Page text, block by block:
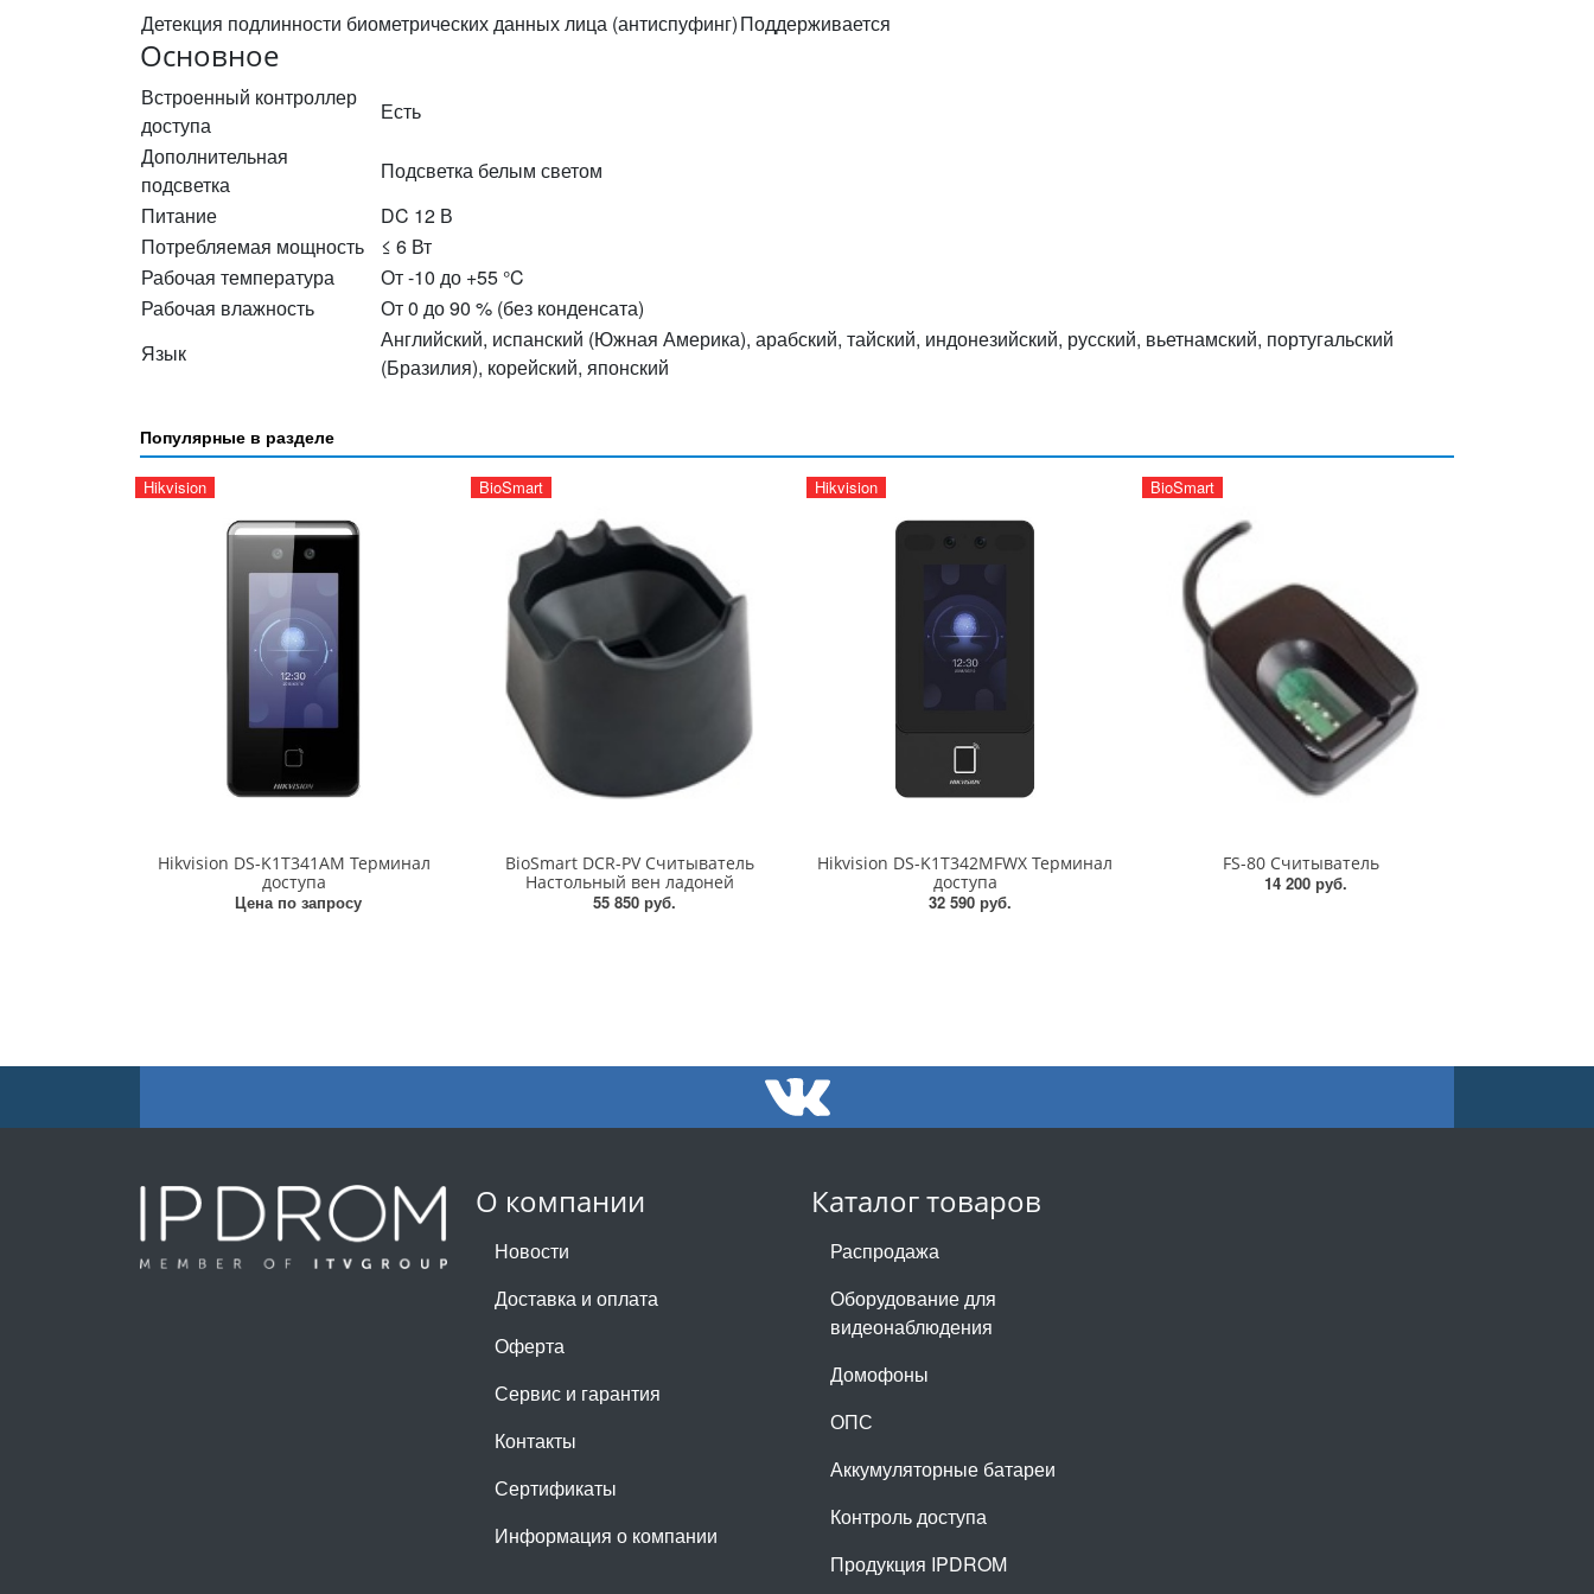
Детекция подлинности биометрических данных лица (антиспуфинг)Поддерживается
Основное
Встроенный контроллер
доступа
Есть
Дополнительная
подсветка
Подсветка белым светом
Питание
DC 12 В
Потребляемая мощность
≤ 6 Вт
Рабочая температура
От -10 до +55 °C
Рабочая влажность
От 0 до 90 % (без конденсата)
Язык
Английский, испанский (Южная Америка), арабский, тайский, индонезийский, русский, вьетнамский, португальский
(Бразилия), корейский, японский
Популярные в разделе
Hikvision
Hikvision DS-K1T341AM Терминал
доступа
Цена по запросу
BioSmart
BioSmart DCR-PV Считыватель
Настольный вен ладоней
55 850 руб.
Hikvision
Hikvision DS-K1T342MFWX Терминал
доступа
32 590 руб.
BioSmart
FS-80 Считыватель
14 200 руб.
О компании
Новости
Доставка и оплата
Оферта
Сервис и гарантия
Контакты
Сертификаты
Информация о компании
Каталог товаров
Распродажа
Оборудование для
видеонаблюдения
Домофоны
ОПС
Аккумуляторные батареи
Контроль доступа
Продукция IPDROM